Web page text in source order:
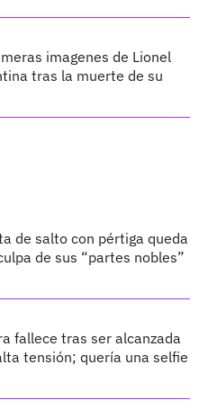
imagenes de Lionel
tras la muerte de su
de salto con pértiga queda
de sus “partes nobles”
fallece tras ser alcanzada
tensión; quería una selfie